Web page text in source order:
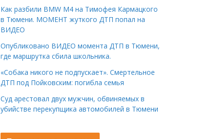
Как разбили BMW M4 на Тимофея Кармацкого
в Тюмени. МОМЕНТ жуткого ДТП попал на
ВИДЕО
Опубликовано ВИДЕО момента ДТП в Тюмени,
где маршрутка сбила школьника.
«Собака никого не подпускает». Смертельное
ДТП под Пойковским: погибла семья
Суд арестовал двух мужчин, обвиняемых в
убийстве перекупщика автомобилей в Тюмени